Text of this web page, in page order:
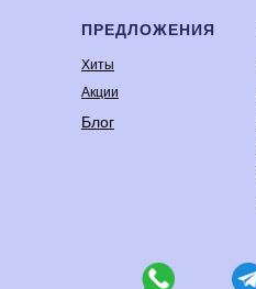
ПРЕДЛОЖЕНИЯ
Хиты
Акции
Блог